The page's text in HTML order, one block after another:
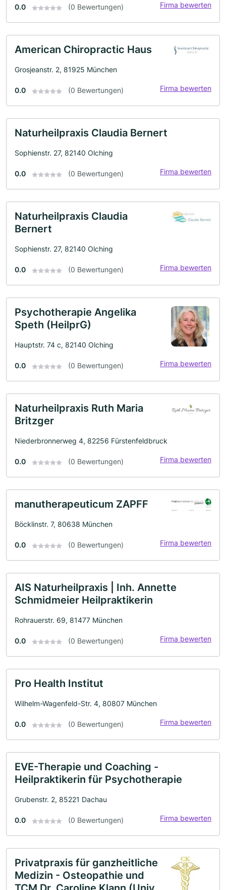
0.0 (0 Bewertungen) Firma bewerten
American Chiropractic Haus
Grosjeanstr. 2, 81925 München
0.0 (0 Bewertungen) Firma bewerten
Naturheilpraxis Claudia Bernert
Sophienstr. 27, 82140 Olching
0.0 (0 Bewertungen) Firma bewerten
Naturheilpraxis Claudia
Bernert
Sophienstr. 27, 82140 Olching
0.0 (0 Bewertungen) Firma bewerten
Psychotherapie Angelika
Speth (HeilprG)
Hauptstr. 74 c, 82140 Olching
0.0 (0 Bewertungen) Firma bewerten
Naturheilpraxis Ruth Maria
Britzger
Niederbronnerweg 4, 82256 Fürstenfeldbruck
0.0 (0 Bewertungen) Firma bewerten
manutherapeuticum ZAPFF
Böcklinstr. 7, 80638 München
0.0 (0 Bewertungen) Firma bewerten
AIS Naturheilpraxis | Inh. Annette
Schmidmeier Heilpraktikerin
Rohrauerstr. 69, 81477 München
0.0 (0 Bewertungen) Firma bewerten
Pro Health Institut
Wilhelm-Wagenfeld-Str. 4, 80807 München
0.0 (0 Bewertungen) Firma bewerten
EVE-Therapie und Coaching -
Heilpraktikerin für Psychotherapie
Grubenstr. 2, 85221 Dachau
0.0 (0 Bewertungen) Firma bewerten
Privatpraxis für ganzheitliche
Medizin - Osteopathie und